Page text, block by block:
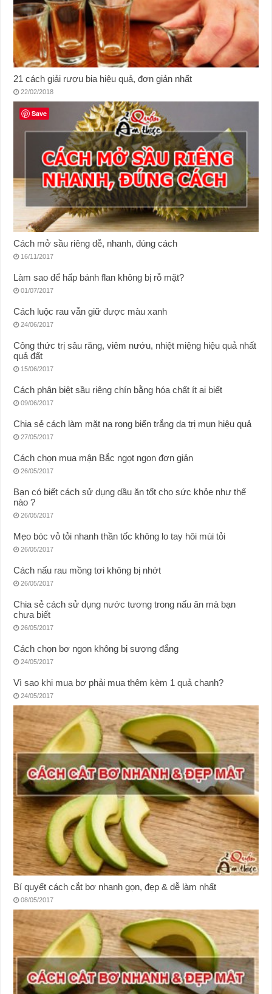
21 cách giải rượu bia hiệu quả, đơn giản nhất
22/02/2018
Cách mở sầu riêng dễ, nhanh, đúng cách
16/11/2017
Làm sao để hấp bánh flan không bị rỗ mặt?
01/07/2017
Cách luộc rau vẫn giữ được màu xanh
24/06/2017
Công thức trị sâu răng, viêm nướu, nhiệt miệng hiệu quả nhất
quả đất
15/06/2017
Cách phân biệt sầu riêng chín bằng hóa chất ít ai biết
09/06/2017
Chia sẻ cách làm mặt nạ rong biển trắng da trị mụn hiệu quả
27/05/2017
Cách chọn mua mận Bắc ngọt ngon đơn giản
26/05/2017
Bạn có biết cách sử dụng dầu ăn tốt cho sức khỏe như thế
nào ?
26/05/2017
Mẹo bóc vỏ tỏi nhanh thần tốc không lo tay hôi mùi tỏi
26/05/2017
Cách nấu rau mồng tơi không bị nhớt
26/05/2017
Chia sẻ cách sử dụng nước tương trong nấu ăn mà bạn
chưa biết
26/05/2017
Cách chọn bơ ngon không bị sượng đắng
24/05/2017
Vì sao khi mua bơ phải mua thêm kèm 1 quả chanh?
24/05/2017
Bí quyết cách cắt bơ nhanh gọn, đẹp & dễ làm nhất
08/05/2017
Save